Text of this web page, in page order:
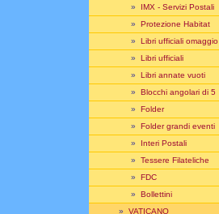
» IMX - Servizi Postali
» Protezione Habitat
» Libri ufficiali omaggio
» Libri ufficiali
» Libri annate vuoti
» Blocchi angolari di 5
» Folder
» Folder grandi eventi
» Interi Postali
» Tessere Filateliche
» FDC
» Bollettini
» VATICANO